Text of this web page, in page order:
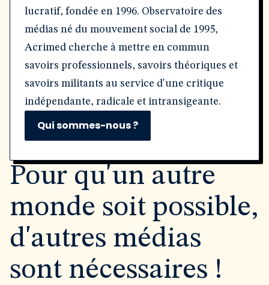
lucratif, fondée en 1996. Observatoire des
médias né du mouvement social de 1995,
Acrimed cherche à mettre en commun
savoirs professionnels, savoirs théoriques et
savoirs militants au service d'une critique
indépendante, radicale et intransigeante.
Qui sommes-nous ?
Pour qu'un autre
monde soit possible,
d'autres médias
sont nécessaires !